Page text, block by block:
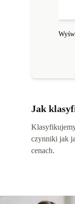
Jak
czynniki jak
cenach.